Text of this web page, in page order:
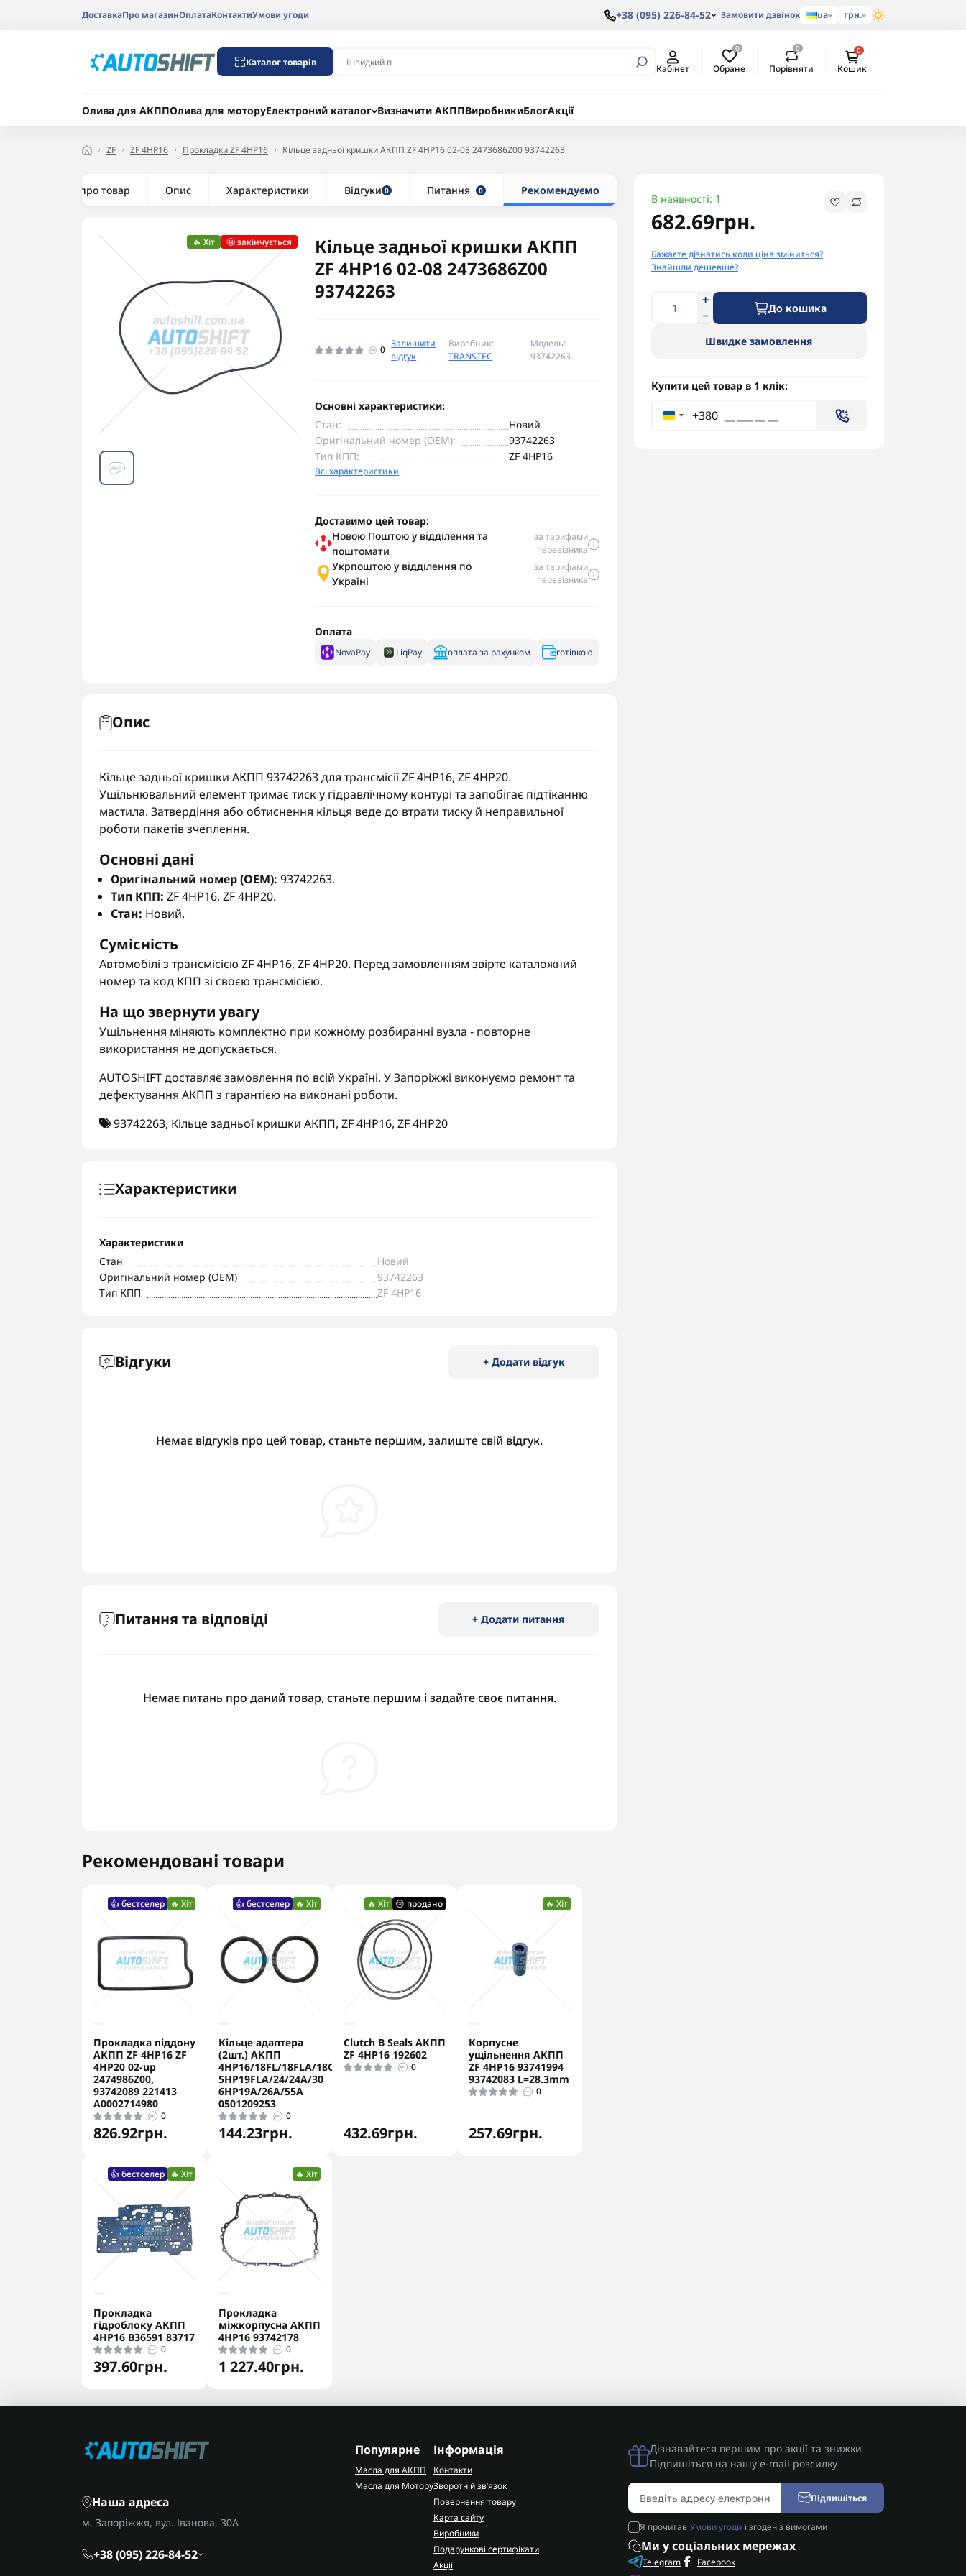
ДоставкаПро магазинОплатаКонтактиУмови угоди +38 (095) 226-84-52 Замовити дзвінок ua грн.
Каталог товарів
Кабінет
0
Обране
0
Порівняти
0
Кошик
Олива для АКППОлива для моторуЕлектроний каталог Визначити АКППВиробникиБлогАкції
ZF ZF 4HP16 Прокладки ZF 4HP16 Кільце задньої кришки АКПП ZF 4HP16 02-08 2473686Z00 93742263
Все про товар Опис Характеристики Відгуки 0 Питання 0 Рекомендуємо
🔥 Хіт 😬 закінчується
Кільце задньої кришки АКПП
ZF 4HP16 02-08 2473686Z00
93742263
0
Залишити
відгук
Виробник:
TRANSTEC
Модель:
93742263
В наявності: 1
682.69грн.
Бажаєте дізнатись коли ціна зміниться?
Знайшли дешевше?
До кошика
Швидке замовлення
Купити цей товар в 1 клік:
+380
Основні характеристики:
Стан:
Новий
Оригінальний номер (OEM):
93742263
Тип КПП:
ZF 4HP16
Всі характеристики
Доставимо цей товар:
Новою Поштою у відділення та
поштомати
за тарифами
перевізника
Укрпоштою у відділення по
Україні
за тарифами
перевізника
Оплата
NovaPay LiqPay оплата за рахунком готівкою
Опис
Кільце задньої кришки АКПП 93742263 для трансмісії ZF 4HP16, ZF 4HP20.
Ущільнювальний елемент тримає тиск у гідравлічному контурі та запобігає підтіканню
мастила. Затвердіння або обтиснення кільця веде до втрати тиску й неправильної
роботи пакетів зчеплення.
Основні дані
Оригінальний номер (OEM): 93742263.
Тип КПП: ZF 4HP16, ZF 4HP20.
Стан: Новий.
Сумісність
Автомобілі з трансмісією ZF 4HP16, ZF 4HP20. Перед замовленням звірте каталожний
номер та код КПП зі своєю трансмісією.
На що звернути увагу
Ущільнення міняють комплектно при кожному розбиранні вузла - повторне
використання не допускається.
AUTOSHIFT доставляє замовлення по всій Україні. У Запоріжжі виконуємо ремонт та
дефектування АКПП з гарантією на виконані роботи.
93742263, Кільце задньої кришки АКПП, ZF 4HP16, ZF 4HP20
Характеристики
Характеристики
Стан
Новий
Оригінальний номер (OEM)
93742263
Тип КПП
ZF 4HP16
Відгуки + Додати відгук
Немає відгуків про цей товар, станьте першим, залиште свій відгук.
Питання та відповіді + Додати питання
Немає питань про даний товар, станьте першим і задайте своє питання.
Рекомендовані товари
👍 бестселер 🔥 Хіт
Прокладка піддону
АКПП ZF 4HP16 ZF
4HP20 02-up
2474986Z00,
93742089 221413
A0002714980
0
826.92грн.
👍 бестселер 🔥 Хіт
Кільце адаптера
(2шт.) АКПП
4HP16/18FL/18FLA/18Q/20
5HP19FLA/24/24A/30
6HP19A/26A/55A
0501209253
0
144.23грн.
🔥 Хіт 😢 продано
Clutch B Seals АКПП
ZF 4HP16 192602
0
432.69грн.
🔥 Хіт
Корпусне
ущільнення АКПП
ZF 4HP16 93741994
93742083 L=28.3mm
0
257.69грн.
👍 бестселер 🔥 Хіт
Прокладка
гідроблоку АКПП
4HP16 B36591 83717
0
397.60грн.
🔥 Хіт
Прокладка
міжкорпусна АКПП
4HP16 93742178
0
1 227.40грн.
Наша адреса
м. Запоріжжя, вул. Іванова, 30А
+38 (095) 226-84-52
Популярне
Масла для АКПП
Масла для Мотору
Інформація
Контакти
Зворотній зв’язок
Повернення товару
Карта сайту
Виробники
Подарункові сертифікати
Акції
Ми у соціальних мережах
Telegram
Facebook
Дізнавайтеся першим про акції та знижки
Підпишіться на нашу e-mail розсилку
Підпишіться
Я прочитав Умови угоди і згоден з вимогами